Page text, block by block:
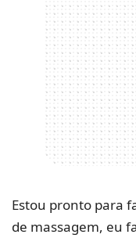
Estou pronto para
de massagem, eu